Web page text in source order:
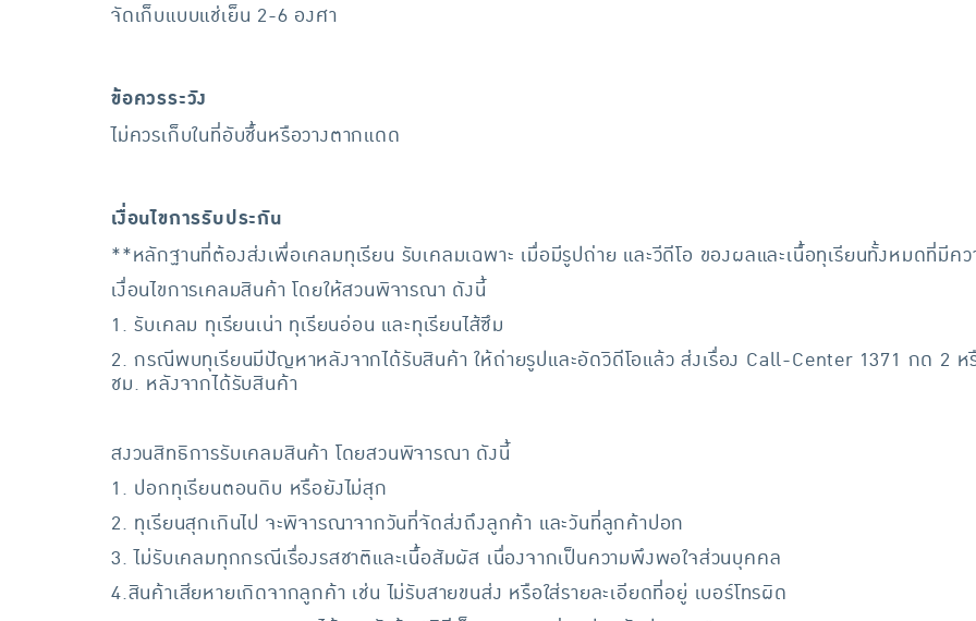
จัดเก็บแบบแช่เย็น 2-6 องศา
ข้อควรระวัง
ไม่ควรเก็บในที่อับชื้นหรือวางตากแดด
เงื่อนไขการรับประกัน
**หลักฐานที่ต้องส่งเพื่อเคลมทุเรียน รับเคลมเฉพาะ เมื่อมีรูปถ่าย และวีดีโอ ของผลและเนื้อทุเรียนทั้งหมดที่มีค
เงื่อนไขการเคลมสินค้า โดยให้สวนพิจารณา ดังนี้
1. รับเคลม ทุเรียนเน่า ทุเรียนอ่อน และทุเรียนไส้ซึม
2. กรณีพบทุเรียนมีปัญหาหลังจากได้รับสินค้า ให้ถ่ายรูปและอัดวิดีโอแล้ว ส่งเรื่อง Call-Center 1371 กด 2
ชม. หลังจากได้รับสินค้า
สงวนสิทธิการรับเคลมสินค้า โดยสวนพิจารณา ดังนี้
1. ปอกทุเรียนตอนดิบ หรือยังไม่สุก
2. ทุเรียนสุกเกินไป จะพิจารณาจากวันที่จัดส่งถึงลูกค้า และวันที่ลูกค้าปอก
3. ไม่รับเคลมทุกกรณีเรื่องรสชาติและเนื้อสัมผัส เนื่องจากเป็นความพึงพอใจส่วนบุคคล
4.สินค้าเสียหายเกิดจากลูกค้า เช่น ไม่รับสายขนส่ง หรือใส่รายละเอียดที่อยู่ เบอร์โทรผิด